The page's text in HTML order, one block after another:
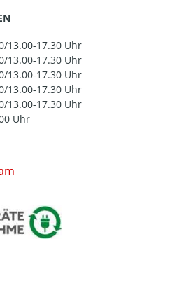
13.00-17.30 Uhr
13.00-17.30 Uhr
13.00-17.30 Uhr
13.00-17.30 Uhr
13.00-17.30 Uhr
Uhr